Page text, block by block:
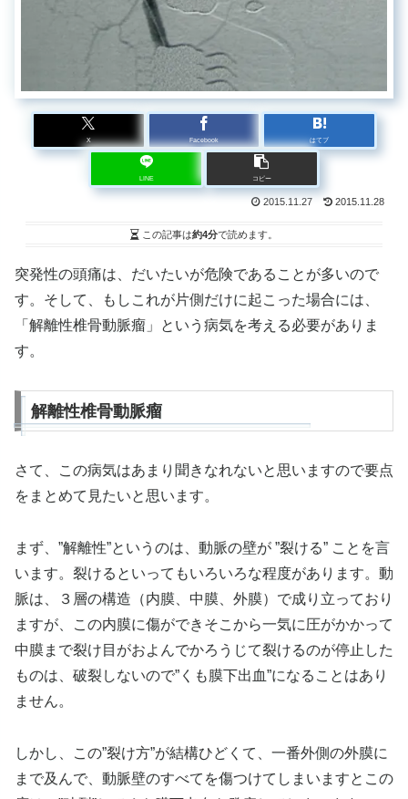
X Facebook はてブ
LINE コピー
2015.11.27 2015.11.28
この記事は約4分で読めます。
突発性の頭痛は、だいたいが危険であることが多いので
す。そして、もしこれが片側だけに起こった場合には、
「解離性椎骨動脈瘤」という病気を考える必要がありま
す。
解離性椎骨動脈瘤
さて、この病気はあまり聞きなれないと思いますので要点
をまとめて見たいと思います。
まず、”解離性”というのは、動脈の壁が ”裂ける” ことを言
います。裂けるといってもいろいろな程度があります。動
脈は、３層の構造（内膜、中膜、外膜）で成り立っており
ますが、この内膜に傷ができそこから一気に圧がかかって
中膜まで裂け目がおよんでかろうじて裂けるのが停止した
ものは、破裂しないので”くも膜下出血”になることはあり
ません。
しかし、この”裂け方”が結構ひどくて、一番外側の外膜に
まで及んで、動脈壁のすべてを傷つけてしまいますとこの